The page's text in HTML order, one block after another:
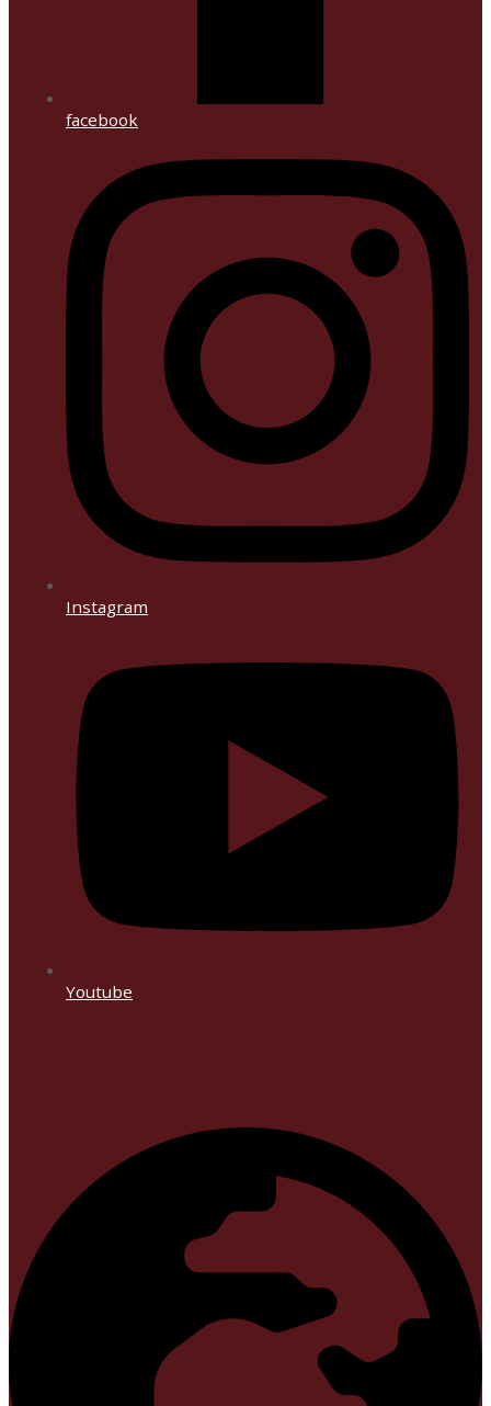
facebook
Instagram
Youtube